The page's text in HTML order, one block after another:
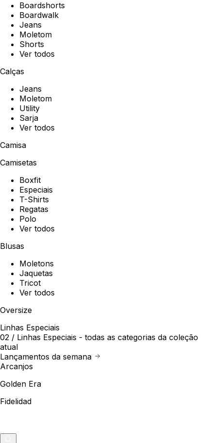
Boardshorts
Boardwalk
Jeans
Moletom
Shorts
Ver todos
Calças
Jeans
Moletom
Utility
Sarja
Ver todos
Camisa
Camisetas
Boxfit
Especiais
T-Shirts
Regatas
Polo
Ver todos
Blusas
Moletons
Jaquetas
Tricot
Ver todos
Oversize
Linhas Especiais
02 / Linhas Especiais - todas as categorias da coleção
atual
Lançamentos da semana
Arcanjos
Golden Era
Fidelidad